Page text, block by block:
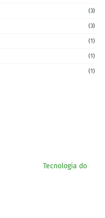
(3)
(3)
(1)
(1)
(1)
Tecnologia do